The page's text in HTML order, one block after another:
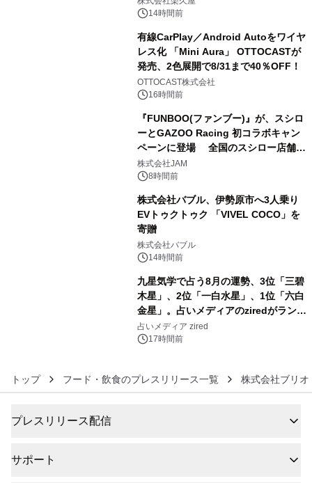
14時間前
有線CarPlay／Android Autoをワイヤ
レス化 「Mini Aura」 OTTOCASTが
発売、2色展開で8/31まで40％OFF！
OTTOCAST株式会社
16時間前
『FUNBOO(ファンブー)』が、スシロ
ーとGAZOO Racing 初コラボキャン
ペーンに登場 全国のスシロー店舗で
GR 4車種の FUNBOO(ミニカー)付き
メニューが展開されます
株式会社JAM
8時間前
株式会社バブル、伊勢原市へ3人乗り
EVトゥクトゥク 「VIVEL COCO」を
寄贈
株式会社バブル
14時間前
九星気学で占う8月の運勢、3位「三碧
木星」、2位「一白水星」、1位「六白
金星」。占いメディアのziredがランキ
ングを発表
占いメディア zired
17時間前
トップ フード・飲食のプレスリリース一覧 株式会社ブリオ
プレスリリース配信
サポート